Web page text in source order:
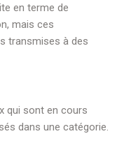
en terme de
mais ces
transmises à des
qui sont en cours
dans une catégorie.